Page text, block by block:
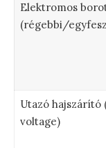
Elektromos
(régebbi/
Utazó hajszárító
voltage)